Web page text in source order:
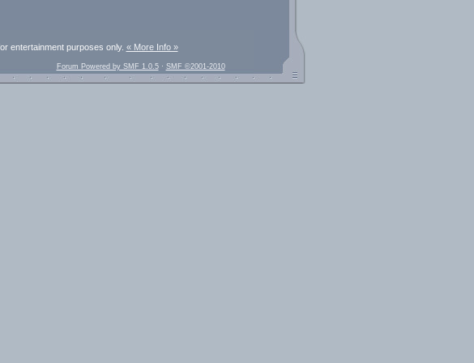
entertainment purposes only. « More Info »
Forum Powered by SMF 1.0.5· SMF ©2001-2010